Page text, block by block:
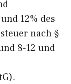
12% des
nach §
8-12 und